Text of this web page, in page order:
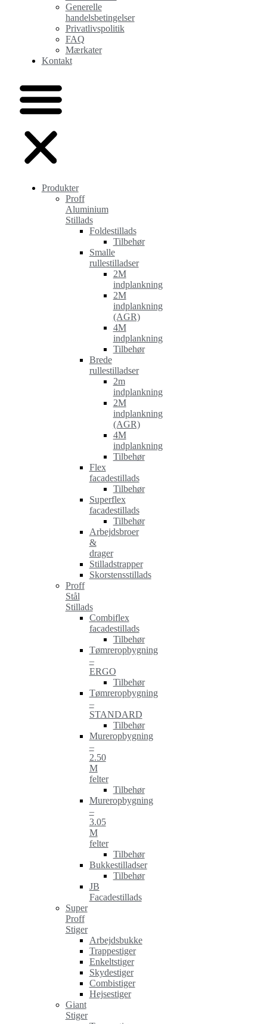
Generelle
handelsbetingelser
Privatlivspolitik
FAQ
Mærkater
Kontakt
Produkter
Proff
Aluminium
Stillads
Foldestillads
Tilbehør
Smalle
rullestilladser
2M
indplankning
2M
indplankning
(AGR)
4M
indplankning
Tilbehør
Brede
rullestilladser
2m
indplankning
2M
indplankning
(AGR)
4M
indplankning
Tilbehør
Flex
facadestillads
Tilbehør
Superflex
facadestillads
Tilbehør
Arbejdsbroer
&
drager
Stilladstrapper
Skorstensstillads
Proff
Stål
Stillads
Combiflex
facadestillads
Tilbehør
Tømreropbygning
–
ERGO
Tilbehør
Tømreropbygning
–
STANDARD
Tilbehør
Mureropbygning
–
2.50
M
felter
Tilbehør
Mureropbygning
–
3.05
M
felter
Tilbehør
Bukkestilladser
Tilbehør
JB
Facadestillads
Super
Proff
Stiger
Arbejdsbukke
Trappestiger
Enkeltstiger
Skydestiger
Combistiger
Hejsestiger
Giant
Stiger